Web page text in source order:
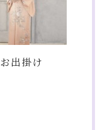
お出掛け